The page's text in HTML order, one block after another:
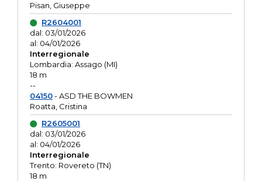
Pisan, Giuseppe
R2604001
dal: 03/01/2026
al: 04/01/2026
Interregionale
Lombardia: Assago (MI)
18 m
--
04150- ASD THE BOWMEN
Roatta, Cristina
R2605001
dal: 03/01/2026
al: 04/01/2026
Interregionale
Trento: Rovereto (TN)
18 m